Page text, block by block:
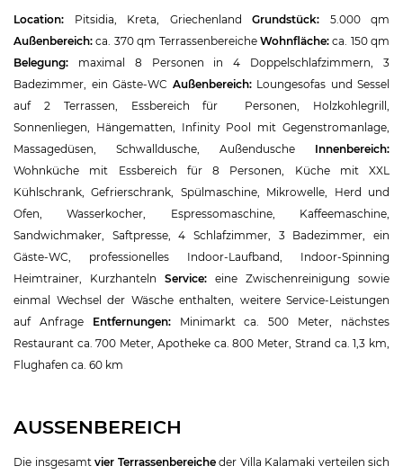
Location: Pitsidia, Kreta, Griechenland Grundstück: 5.000 qm
Außenbereich: ca. 370 qm Terrassenbereiche Wohnfläche:ca. 150 qm
Belegung: maximal 8 Personen in 4 Doppelschlafzimmern, 3
Badezimmer, ein Gäste-WC Außenbereich:Loungesofas und Sessel
auf 2 Terrassen, Essbereich für Personen, Holzkohlegrill,
Sonnenliegen, Hängematten, Infinity Pool mit Gegenstromanlage,
Massagedüsen, Schwalldusche, Außendusche Innenbereich:
Wohnküche mit Essbereich für 8 Personen, Küche mit XXL
Kühlschrank, Gefrierschrank, Spülmaschine, Mikrowelle, Herd und
Ofen, Wasserkocher, Espressomaschine, Kaffeemaschine,
Sandwichmaker, Saftpresse, 4 Schlafzimmer, 3 Badezimmer, ein
Gäste-WC, professionelles Indoor-Laufband, Indoor-Spinning
Heimtrainer, Kurzhanteln Service: eine Zwischenreinigung sowie
einmal Wechsel der Wäsche enthalten, weitere Service-Leistungen
auf AnfrageEntfernungen:Minimarkt ca. 500 Meter, nächstes
Restaurant ca. 700 Meter, Apotheke ca. 800 Meter, Strand ca. 1,3 km,
Flughafen ca. 60 km
AUSSENBEREICH
Die insgesamt vier Terrassenbereicheder Villa Kalamaki verteilen sich